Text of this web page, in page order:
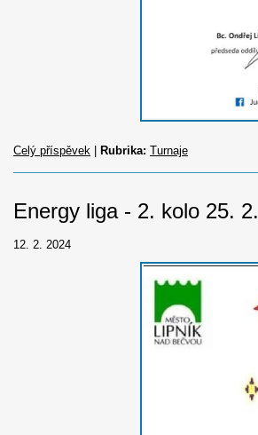
Celý příspěvek Rubrika: Turnaje
Energy liga - 2. kolo 25.
12. 2. 2024